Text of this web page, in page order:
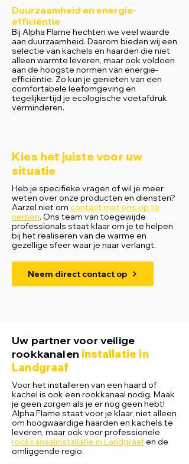
Duurzaamheid en energie-
efficiëntie
Bij Alpha Flame hechten we veel waarde
aan duurzaamheid. Daarom bieden wij een
selectie van kachels en haarden die niet
alleen warmte leveren, maar ook voldoen
aan de hoogste normen van energie-
efficiëntie. Zo kun je genieten van een
comfortabele leefomgeving en
tegelijkertijd je ecologische voetafdruk
verminderen.
Kies het juiste voor uw
situatie
Heb je specifieke vragen of wil je meer
weten over onze producten en diensten?
Aarzel niet om contact met ons op te
nemen. Ons team van toegewijde
professionals staat klaar om je te helpen
bij het realiseren van de warme en
gezellige sfeer waar je naar verlangt.
Neem direct contact op
Uw partner voor veilige
rookkanalen installatie in
Landgraaf
Voor het installeren van een haard of
kachel is ook een rookkanaal nodig. Maak
je geen zorgen als je er nog geen hebt!
Alpha Flame staat voor je klaar, niet alleen
om hoogwaardige haarden en kachels te
leveren, maar ook voor professionele
rookkanaalinstallatie in Landgraafen de
omliggende regio.